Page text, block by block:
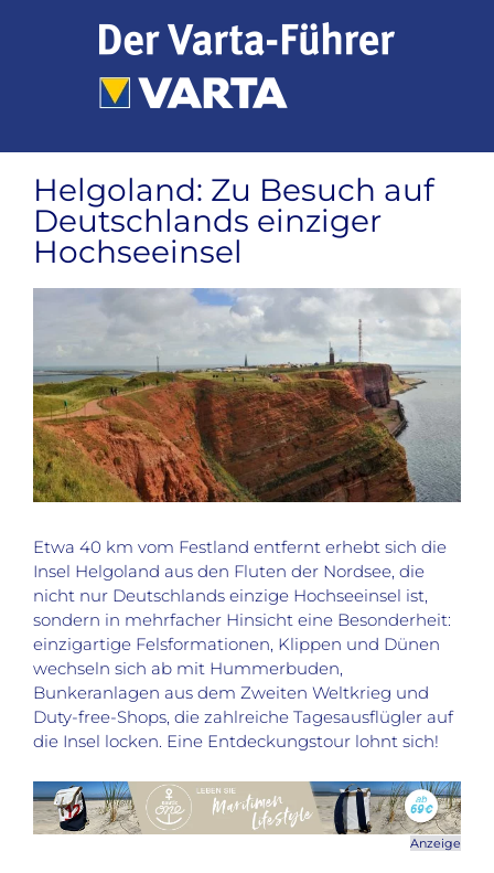
Helgoland: Zu Besuch auf
Deutschlands einziger
Hochseeinsel
Bild
Etwa 40 km vom Festland entfernt erhebt sich die
Insel Helgoland aus den Fluten der Nordsee, die
nicht nur Deutschlands einzige Hochseeinsel ist,
sondern in mehrfacher Hinsicht eine Besonderheit:
einzigartige Felsformationen, Klippen und Dünen
wechseln sich ab mit Hummerbuden,
Bunkeranlagen aus dem Zweiten Weltkrieg und
Duty-free-Shops, die zahlreiche Tagesausflügler auf
die Insel locken. Eine Entdeckungstour lohnt sich!
Anzeige